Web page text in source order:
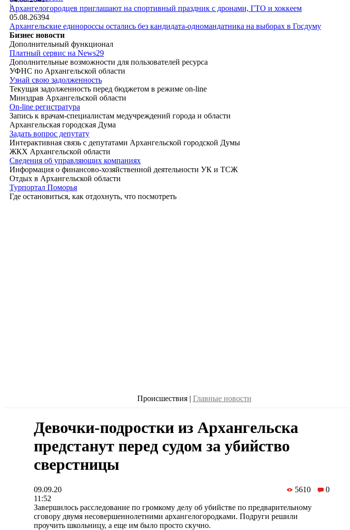
|Архангелогородцев приглашают на спортивный праздник с дронами, ГТО и хоккеем
05.08.26394
Архангельские единороссы остались без кандидата-одномандатника на выборах в Госдуму
Бизнес новости
Дополнительный функционал
Платный сервис на News29
Дополнительные возможности для пользователей ресурса
УФНС по Архангельской области
Узнай свою задолженность
Текущая задолженность перед бюджетом в режиме on-line
Минздрав Архангельской области
On-line регистратура
Запись к врачам-специалистам медучреждений города и области
Архангельская городская Дума
Задать вопрос депутату
Интерактивная связь с депутатами Архангельской городской Думы
ЖКХ Архангельской области
Сведения об управляющих компаниях
Информация о финансово-хозяйственной деятельности УК и ТСЖ
Отдых в Архангельской области
Турпортал Поморья
Где остановиться, как отдохнуть, что посмотреть
Происшествия | Главные новости
Девочки-подростки из Архангельска
предстанут перед судом за убийство
сверстницы
09.09.20
11:52
5610 0
Завершилось расследование по громкому делу об убийстве по предварительному
сговору двумя несовершеннолетними архангелогородками. Подруги решили
проучить школьницу, а еще им было просто скучно.